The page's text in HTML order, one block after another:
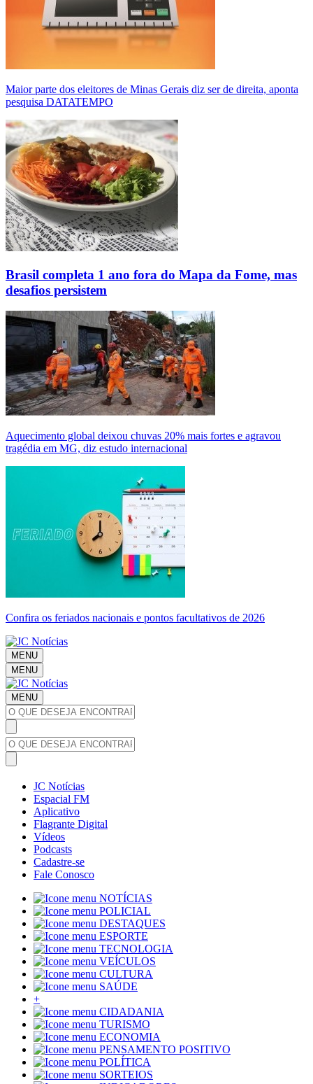
Maior parte dos eleitores de Minas Gerais diz ser de direita, aponta
pesquisa DATATEMPO
Brasil completa 1 ano fora do Mapa da Fome, mas
desafios persistem
Aquecimento global deixou chuvas 20% mais fortes e agravou
tragédia em MG, diz estudo internacional
Confira os feriados nacionais e pontos facultativos de 2026
MENU
MENU
MENU
JC Notícias
Espacial FM
Aplicativo
Flagrante Digital
Vídeos
Podcasts
Cadastre-se
Fale Conosco
NOTÍCIAS
POLICIAL
DESTAQUES
ESPORTE
TECNOLOGIA
VEÍCULOS
CULTURA
SAÚDE
+
CIDADANIA
TURISMO
ECONOMIA
PENSAMENTO POSITIVO
POLÍTICA
SORTEIOS